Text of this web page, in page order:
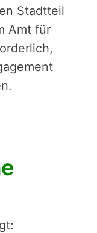
Stadtteil
Amt für